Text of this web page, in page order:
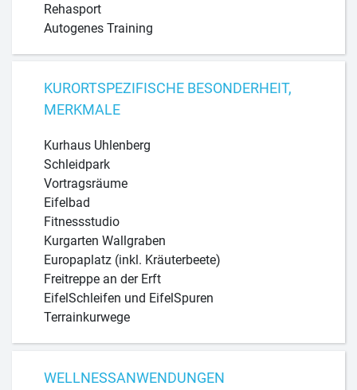
Rehasport
Autogenes Training
KURORTSPEZIFISCHE BESONDERHEIT,
MERKMALE
Kurhaus Uhlenberg
Schleidpark
Vortragsräume
Eifelbad
Fitnessstudio
Kurgarten Wallgraben
Europaplatz (inkl. Kräuterbeete)
Freitreppe an der Erft
EifelSchleifen und EifelSpuren
Terrainkurwege
WELLNESSANWENDUNGEN